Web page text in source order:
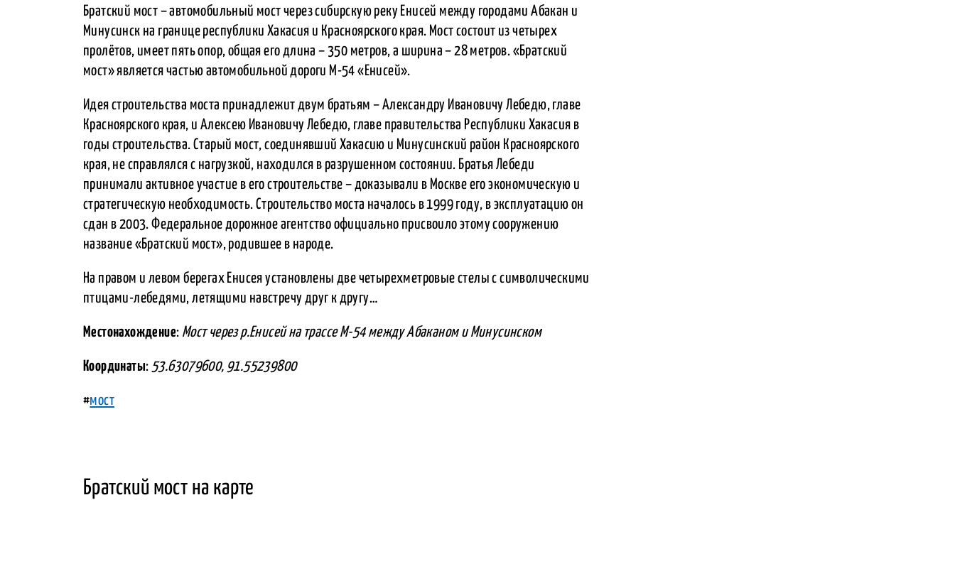
Братский мост – автомобильный мост через сибирскую реку Енисей между городами Абакан и
Минусинск на границе республики Хакасия и Красноярского края. Мост состоит из четырех
пролётов, имеет пять опор, общая его длина – 350 метров, а ширина – 28 метров. «Братский
мост» является частью автомобильной дороги М-54 «Енисей».
Идея строительства моста принадлежит двум братьям – Александру Ивановичу Лебедю, главе
Красноярского края, и Алексею Ивановичу Лебедю, главе правительства Республики Хакасия в
годы строительства. Старый мост, соединявший Хакасию и Минусинский район Красноярского
края, не справлялся с нагрузкой, находился в разрушенном состоянии. Братья Лебеди
принимали активное участие в его строительстве – доказывали в Москве его экономическую и
стратегическую необходимость. Строительство моста началось в 1999 году, в эксплуатацию он
сдан в 2003. Федеральное дорожное агентство официально присвоило этому сооружению
название «Братский мост», родившее в народе.
На правом и левом берегах Енисея установлены две четырехметровые стелы с символическими
птицами-лебедями, летящими навстречу друг к другу…
Местонахождение: Мост через р.Енисей на трассе М-54 между Абаканом и Минусинском
Координаты: 53.63079600, 91.55239800
#мост
Братский мост на карте